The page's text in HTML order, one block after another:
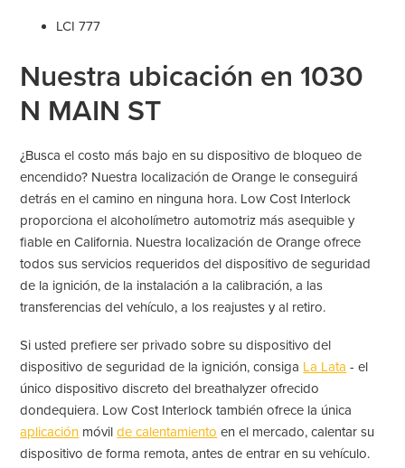
LCI 777
Nuestra ubicación en 1030
N MAIN ST
¿Busca el costo más bajo en su dispositivo de bloqueo de
encendido? Nuestra localización de Orange le conseguirá
detrás en el camino en ninguna hora. Low Cost Interlock
proporciona el alcoholímetro automotriz más asequible y
fiable en California. Nuestra localización de Orange ofrece
todos sus servicios requeridos del dispositivo de seguridad
de la ignición, de la instalación a la calibración, a las
transferencias del vehículo, a los reajustes y al retiro.
Si usted prefiere ser privado sobre su dispositivo del
dispositivo de seguridad de la ignición, consiga La Lata - el
único dispositivo discreto del breathalyzer ofrecido
dondequiera. Low Cost Interlock también ofrece la única
aplicación móvilde calentamiento en el mercado, calentar su
dispositivo de forma remota, antes de entrar en su vehículo.